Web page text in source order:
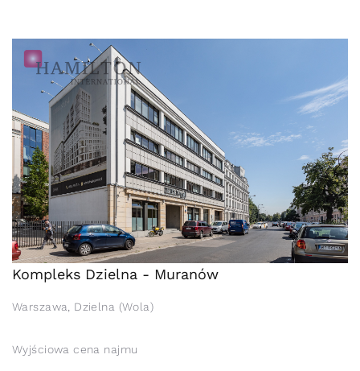
Kompleks Dzielna - Muranów
Warszawa, Dzielna (Wola)
Wyjściowa cena najmu